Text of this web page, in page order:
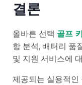
결론
올바른 선택 골프
항 분석, 배터리 품
및 지원 서비스에
제공되는 실용적인